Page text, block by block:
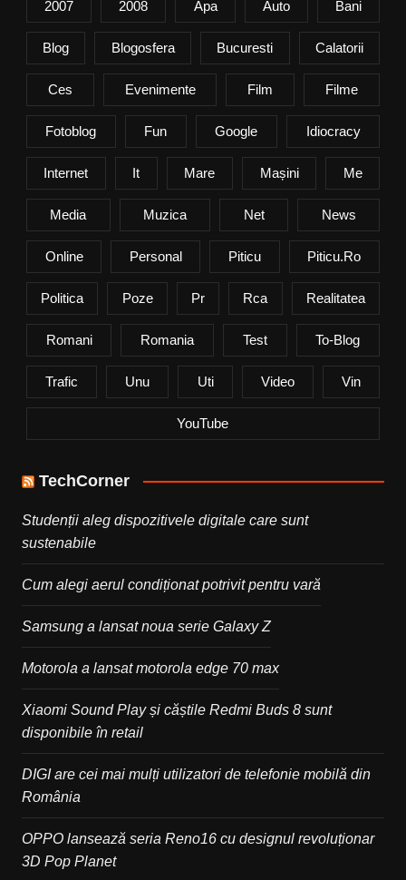
2007 2008 Apa Auto Bani
Blog Blogosfera Bucuresti Calatorii
Ces Evenimente Film Filme
Fotoblog Fun Google Idiocracy
Internet It Mare Mașini Me
Media Muzica Net News
Online Personal Piticu Piticu.ro
Politica Poze Pr Rca Realitatea
Romani Romania Test To-Blog
Trafic Unu Uti Video Vin
YouTube
TechCorner
Studenții aleg dispozitivele digitale care sunt
sustenabile
Cum alegi aerul condiționat potrivit pentru vară
Samsung a lansat noua serie Galaxy Z
Motorola a lansat motorola edge 70 max
Xiaomi Sound Play și căștile Redmi Buds 8 sunt
disponibile în retail
DIGI are cei mai mulți utilizatori de telefonie mobilă din
România
OPPO lansează seria Reno16 cu designul revoluționar
3D Pop Planet